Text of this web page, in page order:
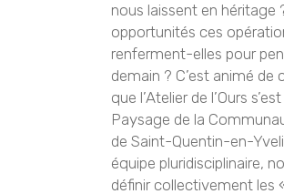
nous laissent en héritage
opportunités ces
renferment-elles pour
demain ? C’est animé
que l’Atelier de l’Ours
Paysage de la
de Saint-Quentin-en-
équipe pluridisciplinaire,
définir collectivement les